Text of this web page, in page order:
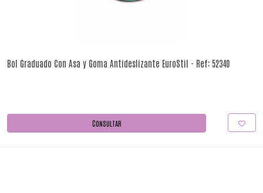
Bol Graduado Con Asa y Goma Antideslizante EuroStil - Ref: 52340
CONSULTAR